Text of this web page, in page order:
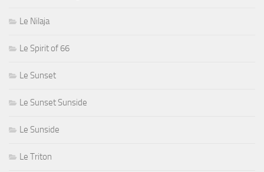
Le Nilaja
Le Spirit of 66
Le Sunset
Le Sunset Sunside
Le Sunside
Le Triton